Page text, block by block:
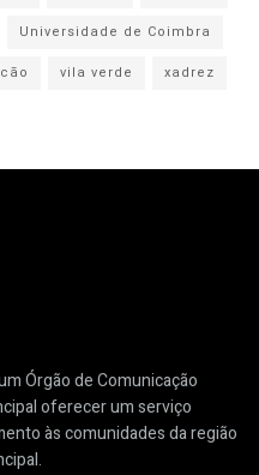
Universidade de Coimbra
vila verde xadrez
Órgão de Comunicação
oferecer um serviço
às comunidades da região